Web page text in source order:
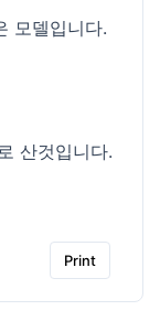
모델입니다.
산것입니다.
Print